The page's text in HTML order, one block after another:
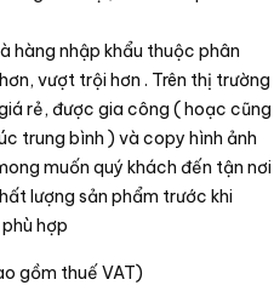
hàng nhập khẩu thuộc phân
vượt trội hơn . Trên thị trường
rẻ, được gia công ( hoạc cũng
trung bình ) và copy hình ảnh
muốn quý khách đến tận nơi
lượng sản phẩm trước khi
hợp
gồm thuế VAT)